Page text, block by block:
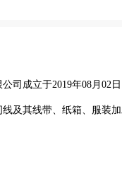
司成立于2019年08月02
及其线带、纸箱、服装